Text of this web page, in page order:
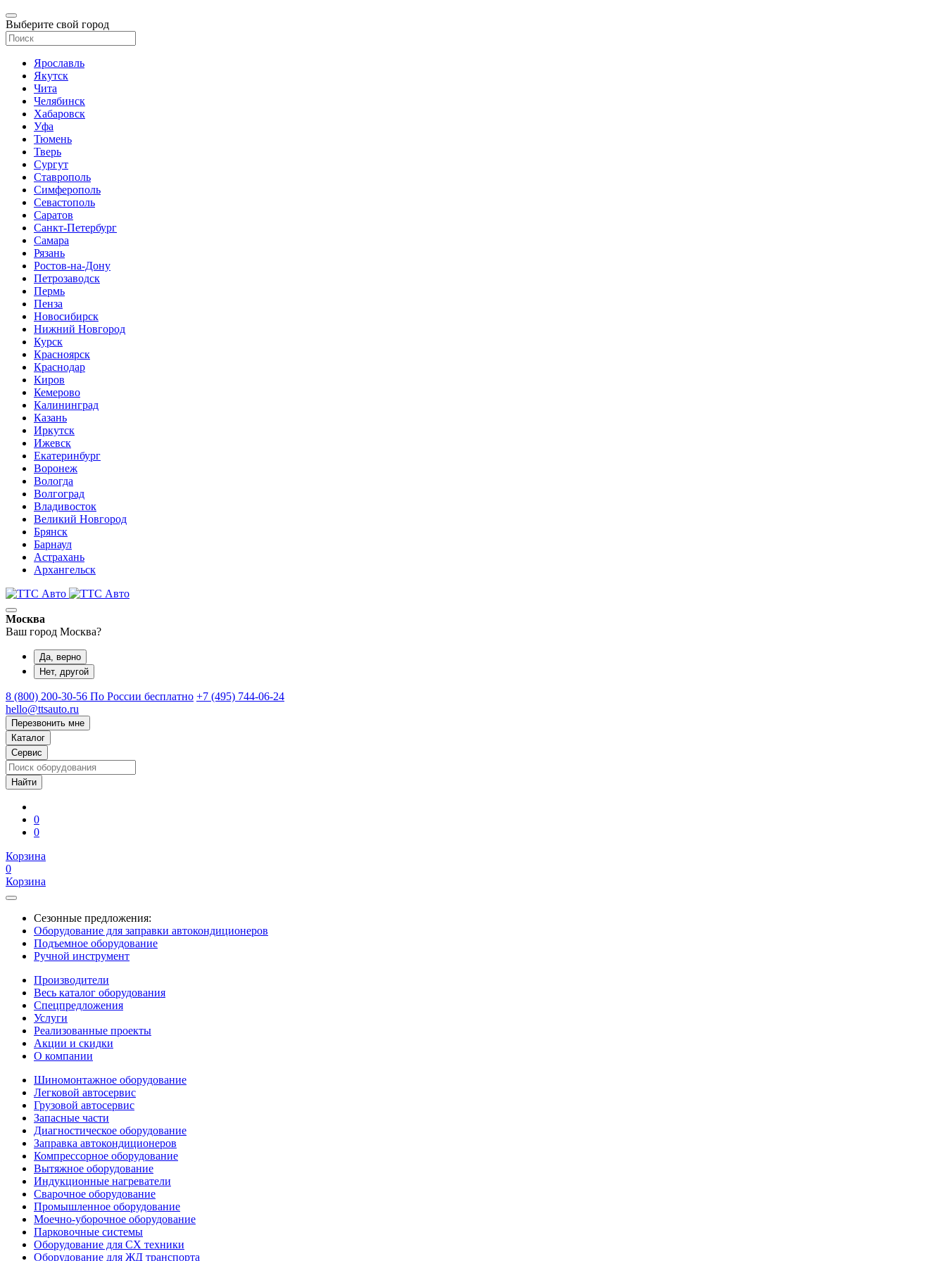
Выберите свой город
Ярославль
Якутск
Чита
Челябинск
Хабаровск
Уфа
Тюмень
Тверь
Сургут
Ставрополь
Симферополь
Севастополь
Саратов
Санкт-Петербург
Самара
Рязань
Ростов-на-Дону
Петрозаводск
Пермь
Пенза
Новосибирск
Нижний Новгород
Курск
Красноярск
Краснодар
Киров
Кемерово
Калининград
Казань
Иркутск
Ижевск
Екатеринбург
Воронеж
Вологда
Волгоград
Владивосток
Великий Новгород
Брянск
Барнаул
Астрахань
Архангельск
Москва
Ваш город Москва?
Да, верно
Нет, другой
8 (800) 200-30-56 По России бесплатно +7 (495) 744-06-24
hello@ttsauto.ru
Перезвонить мне
Каталог
Сервис
0
0
Корзина
0
Корзина
Сезонные предложения:
Оборудование для заправки автокондиционеров
Подъемное оборудование
Ручной инструмент
Производители
Весь каталог оборудования
Спецпредложения
Услуги
Реализованные проекты
Акции и скидки
О компании
Шиномонтажное оборудование
Легковой автосервис
Грузовой автосервис
Запасные части
Диагностическое оборудование
Заправка автокондиционеров
Компрессорное оборудование
Вытяжное оборудование
Индукционные нагреватели
Сварочное оборудование
Промышленное оборудование
Моечно-уборочное оборудование
Парковочные системы
Оборудование для СХ техники
Оборудование для ЖД транспорта